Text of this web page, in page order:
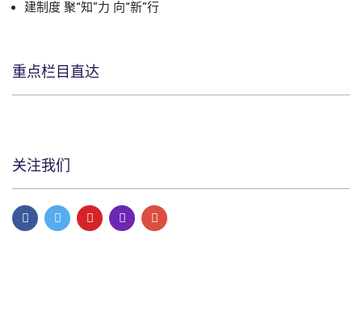
建制度 聚“知”力 向“新”行
重点栏目直达
关注我们